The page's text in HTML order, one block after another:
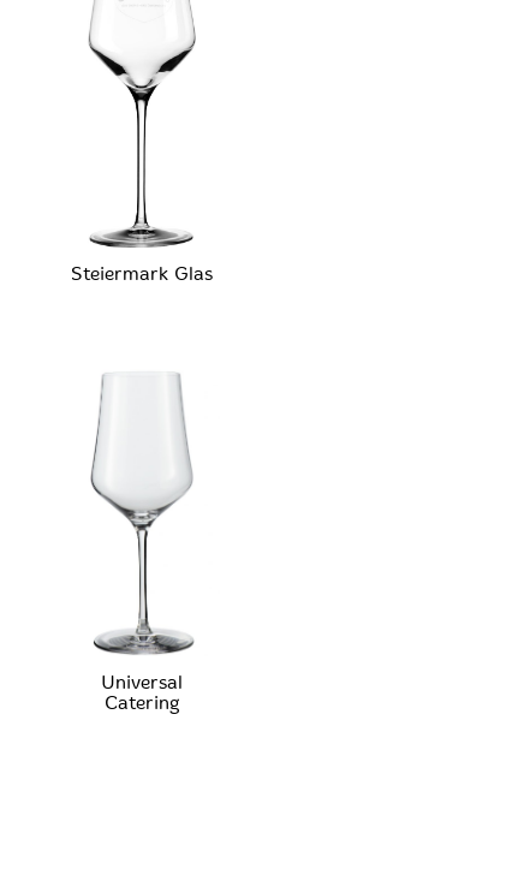
Steiermark Glas
Universal
Catering